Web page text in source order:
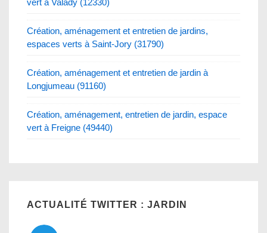
Création, aménagement et entretien de jardins,
espaces verts à Saint-Jory (31790)
Création, aménagement et entretien de jardin à
Longjumeau (91160)
Création, aménagement, entretien de jardin, espace
vert à Freigne (49440)
ACTUALITÉ TWITTER : JARDIN